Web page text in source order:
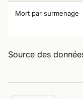
Mort par surmenage
Source des